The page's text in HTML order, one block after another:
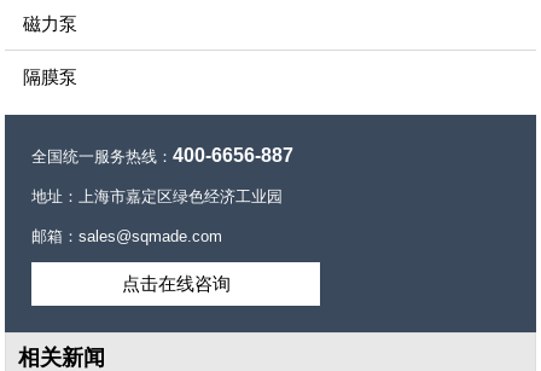
磁力泵
隔膜泵
全国统一服务热线：400-6656-887
地址：上海市嘉定区绿色经济工业园
邮箱：sales@sqmade.com
点击在线咨询
相关新闻